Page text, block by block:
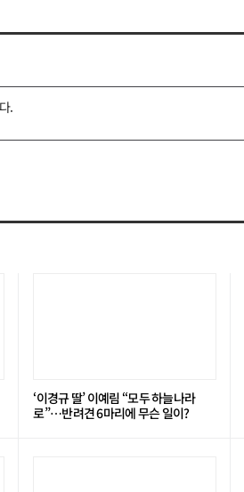
‘이경규 딸’ 이예림 “모두 하늘나라
로”⋯반려견 6마리에 무슨 일이?